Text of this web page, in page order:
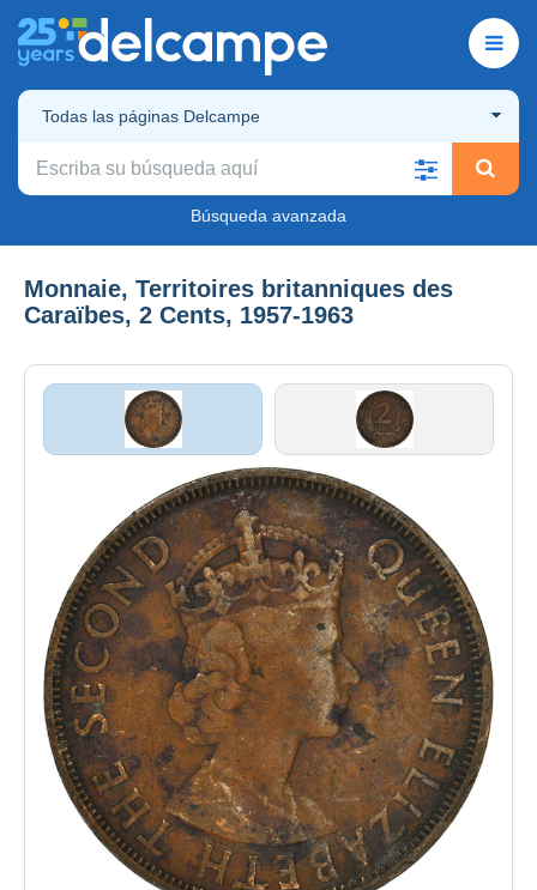
Todas las páginas Delcampe
Búsqueda avanzada
Monnaie, Territoires britanniques des
Caraïbes, 2 Cents, 1957-1963